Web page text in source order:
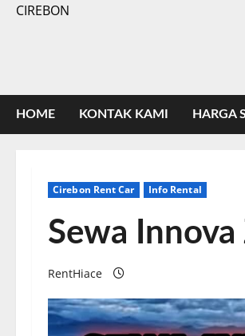
CIREBON
HOME KONTAK KAMI HARGA
Cirebon Rent Car Info Rental
Sewa
RentHiace